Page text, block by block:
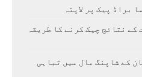
نتائج چیک کرنے کا طریقہ
کے شاپنگ مال میں تباہی